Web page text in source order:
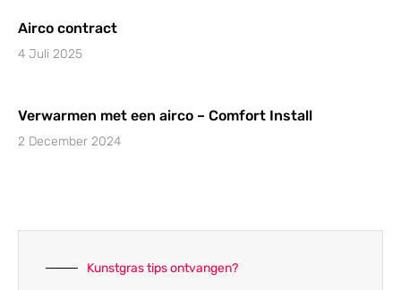
Airco contract
4 Juli 2025
Verwarmen met een airco – Comfort Install
2 December 2024
Kunstgras tips ontvangen?